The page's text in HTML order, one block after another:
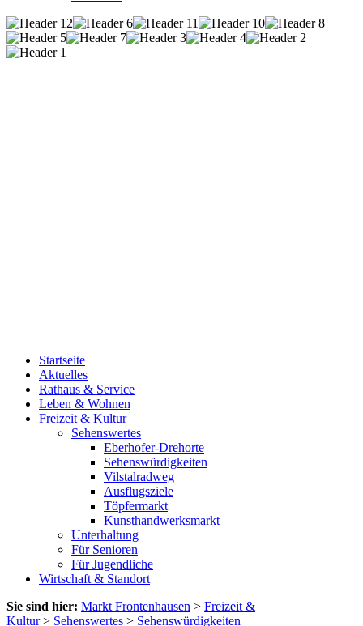
Startseite
Aktuelles
Rathaus & Service
Leben & Wohnen
Freizeit & Kultur
Sehenswertes
Eberhofer-Drehorte
Sehenswürdigkeiten
Vilstalradweg
Ausflugsziele
Töpfermarkt
Kunsthandwerksmarkt
Unterhaltung
Für Senioren
Für Jugendliche
Wirtschaft & Standort
Sie sind hier: Markt Frontenhausen > Freizeit &
Kultur> Sehenswertes > Sehenswürdigkeiten